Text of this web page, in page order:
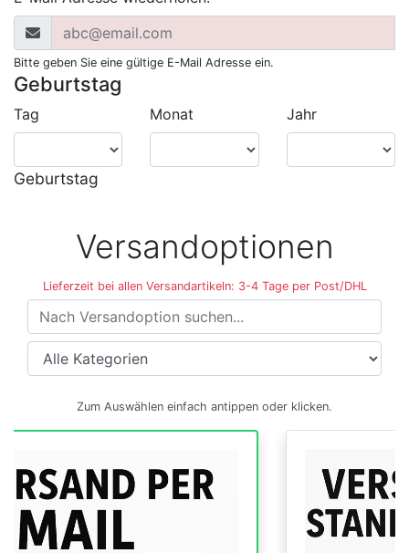
Bitte geben Sie eine gültige E-Mail Adresse ein.
Geburtstag
Tag Monat Jahr
Geburtstag
Versandoptionen
Lieferzeit bei allen Versandartikeln: 3-4 Tage per Post/DHL
Versandoptionen
Zum Auswählen einfach antippen oder klicken.